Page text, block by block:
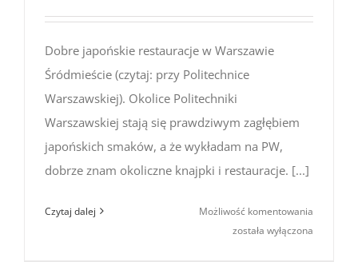
Dobre japońskie restauracje w Warszawie
Śródmieście (czytaj: przy Politechnice
Warszawskiej). Okolice Politechniki
Warszawskiej stają się prawdziwym zagłębiem
japońskich smaków, a że wykładam na PW,
dobrze znam okoliczne knajpki i restauracje. [...]
Czytaj dalej Możliwość komentowania
została wyłączona